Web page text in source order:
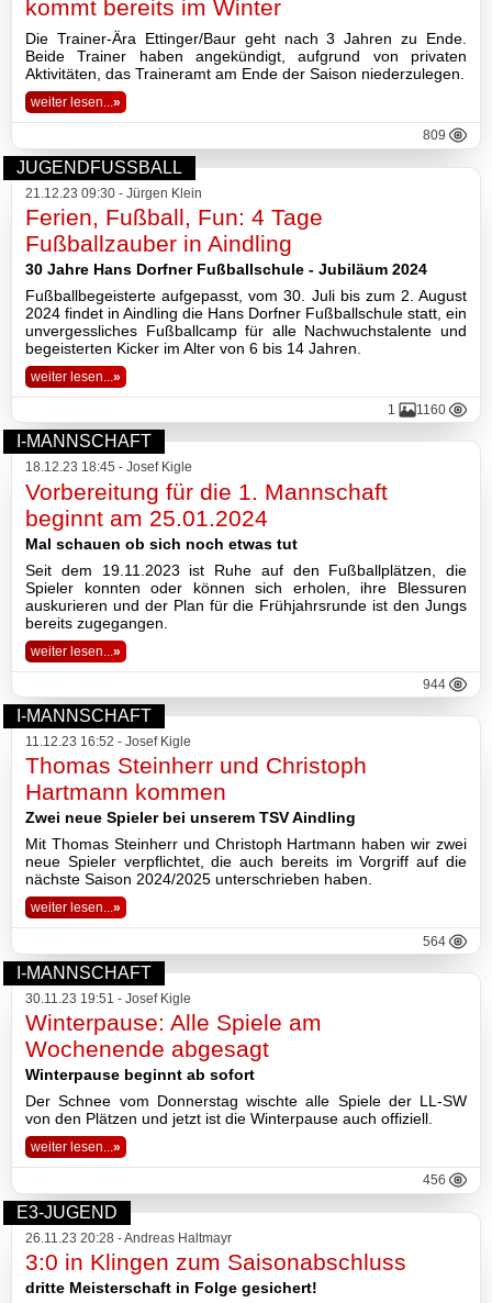
Basketball
TSV
Gaststätte
Sponsoren
Terminkalender
Fotogalerie
Archiv
2026
2025
2024
2023
2022
2021
2020
2019
2018
2016
2015
2014
2013
2012
2011
2010
kommt bereits im Winter
Die Trainer-Ära Ettinger/Baur geht nach 3 Jahren zu Ende.
Beide Trainer haben angekündigt, aufgrund von privaten
Aktivitäten, das Traineramt am Ende der Saison niederzulegen.
weiter lesen...»
809
JUGENDFUSSBALL
21.12.23 09:30 - Jürgen Klein
Ferien, Fußball, Fun: 4 Tage
Fußballzauber in Aindling
30 Jahre Hans Dorfner Fußballschule - Jubiläum 2024
Fußballbegeisterte aufgepasst, vom 30. Juli bis zum 2. August
2024 findet in Aindling die Hans Dorfner Fußballschule statt, ein
unvergessliches Fußballcamp für alle Nachwuchstalente und
begeisterten Kicker im Alter von 6 bis 14 Jahren.
weiter lesen...»
1 1160
I-MANNSCHAFT
18.12.23 18:45 - Josef Kigle
Vorbereitung für die 1. Mannschaft
beginnt am 25.01.2024
Mal schauen ob sich noch etwas tut
Seit dem 19.11.2023 ist Ruhe auf den Fußballplätzen, die
Spieler konnten oder können sich erholen, ihre Blessuren
auskurieren und der Plan für die Frühjahrsrunde ist den Jungs
bereits zugegangen.
weiter lesen... »
944
I-MANNSCHAFT
11.12.23 16:52 - Josef Kigle
Thomas Steinherr und Christoph
Hartmann kommen
Zwei neue Spieler bei unserem TSV Aindling
Mit Thomas Steinherr und Christoph Hartmann haben wir zwei
neue Spieler verpflichtet, die auch bereits im Vorgriff auf die
nächste Saison 2024/2025 unterschrieben haben.
weiter lesen...»
564
I-MANNSCHAFT
30.11.23 19:51 - Josef Kigle
Winterpause: Alle Spiele am
Wochenende abgesagt
Winterpause beginnt ab sofort
Der Schnee vom Donnerstag wischte alle Spiele der LL-SW
von den Plätzen und jetzt ist die Winterpause auch offiziell.
weiter lesen...»
456
E3-JUGEND
26.11.23 20:28 - Andreas Haltmayr
3:0 in Klingen zum Saisonabschluss
dritte Meisterschaft in Folge gesichert!